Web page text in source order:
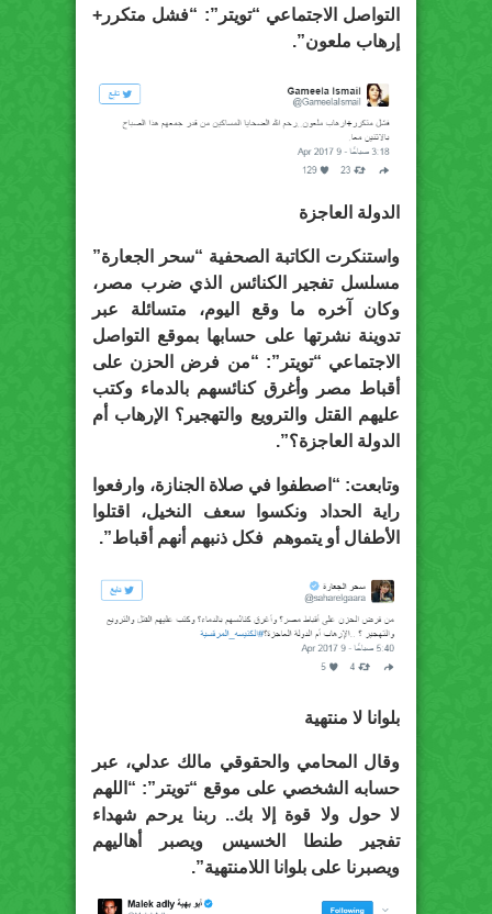
التواصل الاجتماعي “تويتر”: “فشل متكرر+
إرهاب ملعون”.
الدولة العاجزة
واستنكرت الكاتبة الصحفية “سحر الجعارة”
مسلسل تفجير الكنائس الذي ضرب مصر،
وكان آخره ما وقع اليوم، متسائلة عبر
تدوينة نشرتها على حسابها بموقع التواصل
الاجتماعي “تويتر”: “من فرض الحزن على
أقباط مصر وأغرق كنائسهم بالدماء وكتب
عليهم القتل والترويع والتهجير؟ الإرهاب أم
الدولة العاجزة؟”.
وتابعت: “اصطفوا في صلاة الجنازة، وارفعوا
راية الحداد ونكسوا سعف النخيل، اقتلوا
الأطفال أو يتموهم فكل ذنبهم أنهم أقباط”.
بلوانا لا منتهية
وقال المحامي والحقوقي مالك عدلي، عبر
حسابه الشخصي على موقع “تويتر”: “اللهم
لا حول ولا قوة إلا بك.. ربنا يرحم شهداء
تفجير طنطا الخسيس ويصبر أهاليهم
ويصبرنا على بلوانا اللامنتهية”.